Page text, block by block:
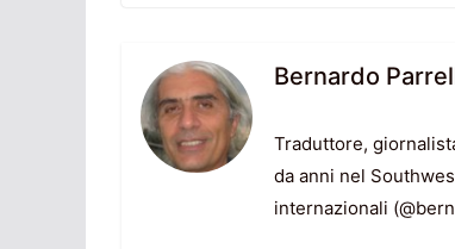
Bernardo
Traduttore,
da anni nel
internazionali